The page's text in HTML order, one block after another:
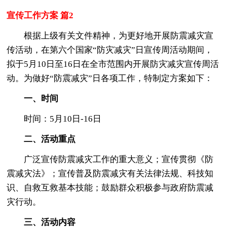
宣传工作方案 篇2
根据上级有关文件精神，为更好地开展防震减灾宣
传活动，在第六个国家“防灾减灾”日宣传周活动期间，
拟于5月10日至16日在全市范围内开展防灾减灾宣传周活
动。为做好“防震减灾”日各项工作，特制定方案如下：
一、时间
时间：5月10日-16日
二、活动重点
广泛宣传防震减灾工作的重大意义；宣传贯彻《防
震减灾法》；宣传普及防震减灾有关法律法规、科技知
识、自救互救基本技能；鼓励群众积极参与政府防震减
灾行动。
三、活动内容